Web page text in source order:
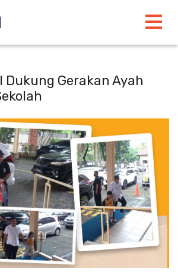
Dukung Gerakan Ayah